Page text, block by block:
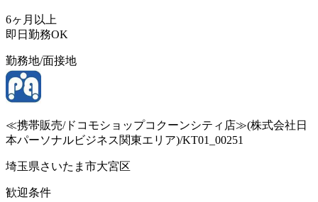
6ヶ月以上
即日勤務OK
勤務地/面接地
≪携帯販売/ドコモショップコクーンシティ店≫(株式会社日
本パーソナルビジネス関東エリア)/KT01_00251
埼玉県さいたま市大宮区
歓迎条件